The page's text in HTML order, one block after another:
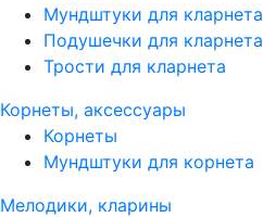
Мундштуки для кларнета
Подушечки для кларнета
Трости для кларнета
Корнеты, аксессуары
Корнеты
Мундштуки для корнета
Мелодики, кларины